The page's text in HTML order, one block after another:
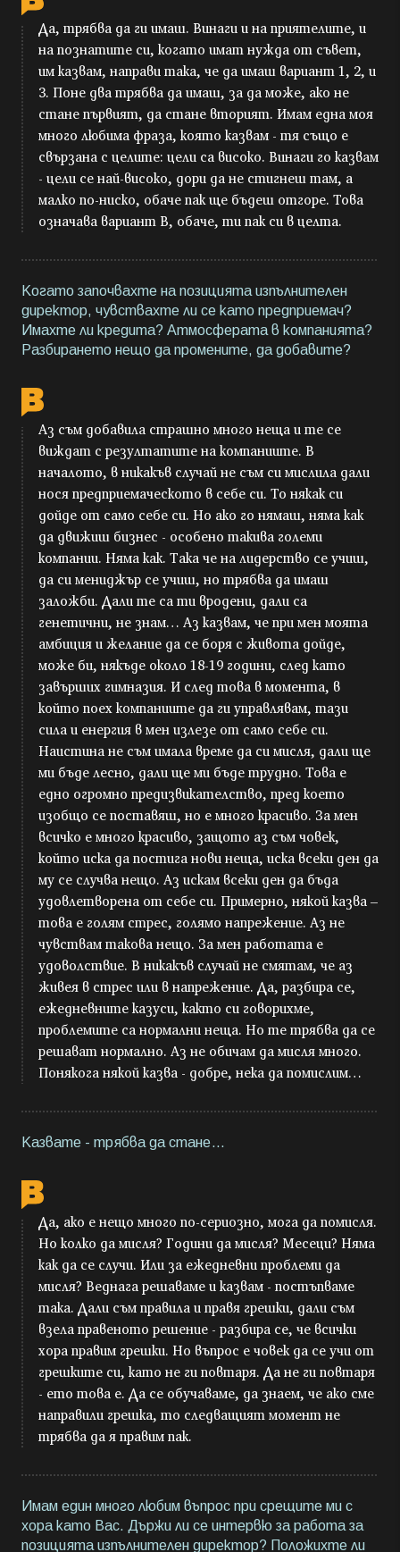
Да, трябва да ги имаш. Винаги и на приятелите, и
на познатите си, когато имат нужда от съвет,
им казвам, направи така, че да имаш вариант 1, 2, и
3. Поне два трябва да имаш, за да може, ако не
стане първият, да стане вторият. Имам една моя
много любима фраза, която казвам - тя също е
свързана с целите: цели са високо. Винаги го казвам
- цели се най-високо, дори да не стигнеш там, а
малко по-ниско, обаче пак ще бъдеш отгоре. Това
означава вариант В, обаче, ти пак си в целта.
Когато започвахте на позицията изпълнителен
директор, чувствахте ли се като предприемач?
Имахте ли кредита? Атмосферата в компанията?
Разбирането нещо да промените, да добавите?
Аз съм добавила страшно много неща и те се
виждат с резултатите на компаниите. В
началото, в никакъв случай не съм си мислила дали
нося предприемаческото в себе си. То някак си
дойде от само себе си. Но ако го нямаш, няма как
да движиш бизнес - особено такива големи
компании. Няма как. Така че на лидерство се учиш,
да си мениджър се учиш, но трябва да имаш
заложби. Дали те са ти вродени, дали са
генетични, не знам… Аз казвам, че при мен моята
амбиция и желание да се боря с живота дойде,
може би, някъде около 18-19 години, след като
завърших гимназия. И след това в момента, в
който поех компаниите да ги управлявам, тази
сила и енергия в мен излезе от само себе си.
Наистина не съм имала време да си мисля, дали ще
ми бъде лесно, дали ще ми бъде трудно. Това е
едно огромно предизвикателство, пред което
изобщо се поставяш, но е много красиво. За мен
всичко е много красиво, защото аз съм човек,
който иска да постига нови неща, иска всеки ден да
му се случва нещо. Аз искам всеки ден да бъда
удовлетворена от себе си. Примерно, някой казва –
това е голям стрес, голямо напрежение. Аз не
чувствам такова нещо. За мен работата е
удоволствие. В никакъв случай не смятам, че аз
живея в стрес или в напрежение. Да, разбира се,
ежедневните казуси, както си говорихме,
проблемите са нормални неща. Но те трябва да се
решават нормално. Аз не обичам да мисля много.
Понякога някой казва - добре, нека да помислим…
Казвате - трябва да стане…
Да, ако е нещо много по-сериозно, мога да помисля.
Но колко да мисля? Години да мисля? Месеци? Няма
как да се случи. Или за ежедневни проблеми да
мисля? Веднага решаваме и казвам - постъпваме
така. Дали съм правила и правя грешки, дали съм
взела правеното решение - разбира се, че всички
хора правим грешки. Но въпрос е човек да се учи от
грешките си, като не ги повтаря. Да не ги повтаря
- ето това е. Да се обучаваме, да знаем, че ако сме
направили грешка, то следващият момент не
трябва да я правим пак.
Имам един много любим въпрос при срещите ми с
хора като Вас. Държи ли се интервю за работа за
позицията изпълнителен директор? Положихте ли